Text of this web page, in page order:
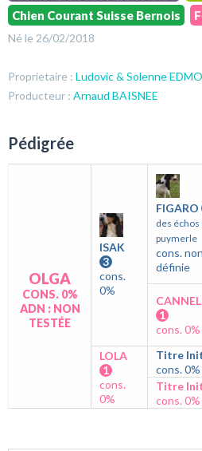
Chien Courant Suisse Bernois
Né le 26/02/2018
Proprietaire : Ludovic & Solenne
Producteur : Arnaud BAISNEE
Pédigrée
OLGA
CONS. 0%
ADN : NON
TESTÉE
ISAK
3
cons.
0%
FIGARO
des échos
puymerle
cons. non
définie
1
cons. 0%
LOLA
1
cons.
0%
Titre
cons. 0%
Titre
cons. 0%